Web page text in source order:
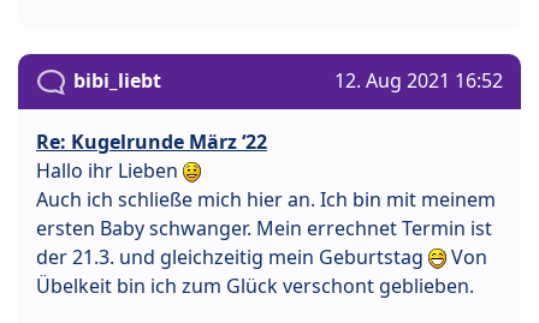
bibi_liebt 12. Aug 2021 16:52
Re: Kugelrunde März ‘22
Hallo ihr Lieben
Auch ich schließe mich hier an. Ich bin mit meinem
ersten Baby schwanger. Mein errechnet Termin ist
der 21.3. und gleichzeitig mein Geburtstag
Von
Übelkeit bin ich zum Glück verschont geblieben.